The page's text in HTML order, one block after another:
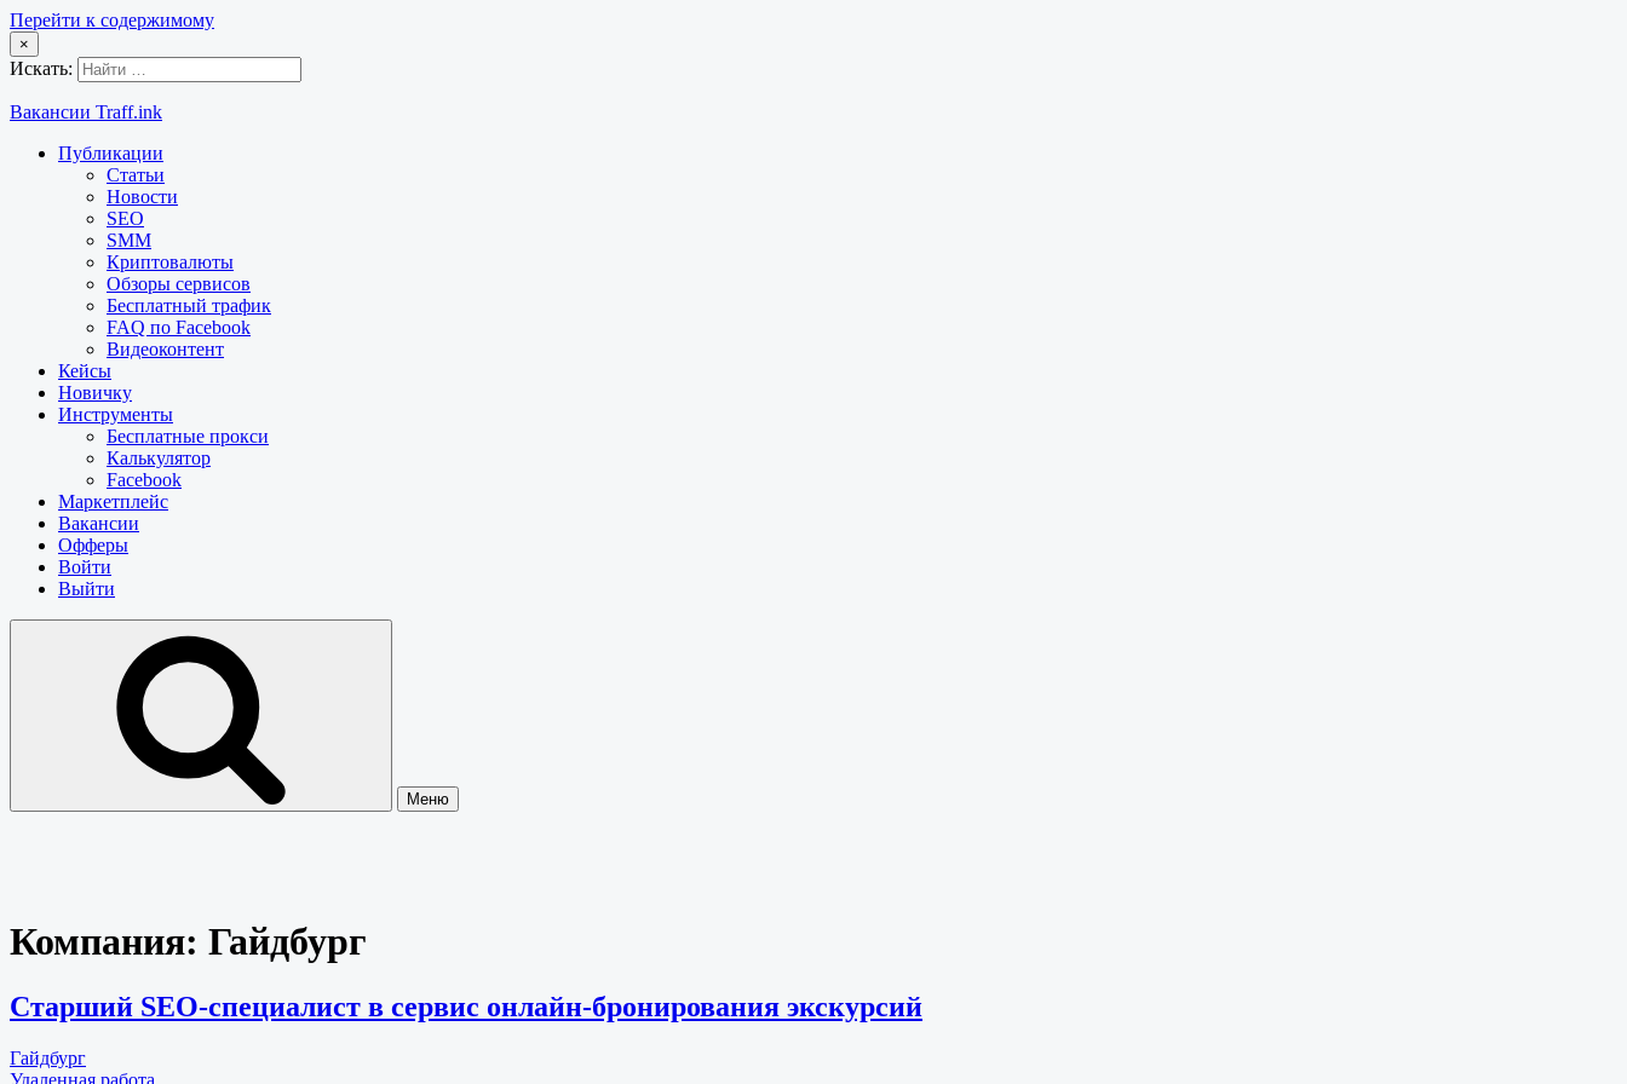
Перейти к содержимому
×
Искать:
Вакансии Traff.ink
Публикации
Статьи
Новости
SEO
SMM
Криптовалюты
Обзоры сервисов
Бесплатный трафик
FAQ по Facebook
Видеоконтент
Кейсы
Новичку
Инструменты
Бесплатные прокси
Калькулятор
Facebook
Маркетплейс
Вакансии
Офферы
Войти
Выйти
Меню
Компания: Гайдбург
Старший SEO-специалист в сервис онлайн-бронирования экскурсий
Гайдбург
Удаленная работа